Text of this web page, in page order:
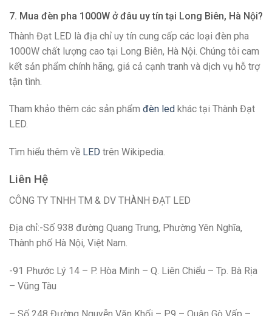
7. Mua đèn pha 1000W ở đâu uy tín tại Long Biên, Hà Nội?
Thành Đạt LED là địa chỉ uy tín cung cấp các loại đèn pha
1000W chất lượng cao tại Long Biên, Hà Nội. Chúng tôi cam
kết sản phẩm chính hãng, giá cả cạnh tranh và dịch vụ hỗ trợ
tận tình.
Tham khảo thêm các sản phẩm đèn led khác tại Thành Đạt
LED.
Tìm hiểu thêm về LED trên Wikipedia.
Liên Hệ
CÔNG TY TNHH TM & DV THÀNH ĐẠT LED
Địa chỉ:-Số 938 đường Quang Trung, Phường Yên Nghĩa,
Thành phố Hà Nội, Việt Nam.
-91 Phước Lý 14 – P. Hòa Minh – Q. Liên Chiểu – Tp. Bà Rịa
– Vũng Tàu